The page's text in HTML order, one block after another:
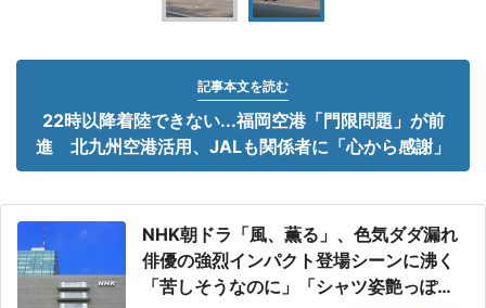
記事本文を読む
22時以降着陸できない...福岡空港「門限問題」が前
進 北九州空港活用、JALも関係者に「心から感謝」
NHK朝ドラ「風、薫る」、色気ダダ漏れ
俳優の強烈インパクト登場シーンに沸く
「苦しそうなのに」「シャツ姿艶っぽ